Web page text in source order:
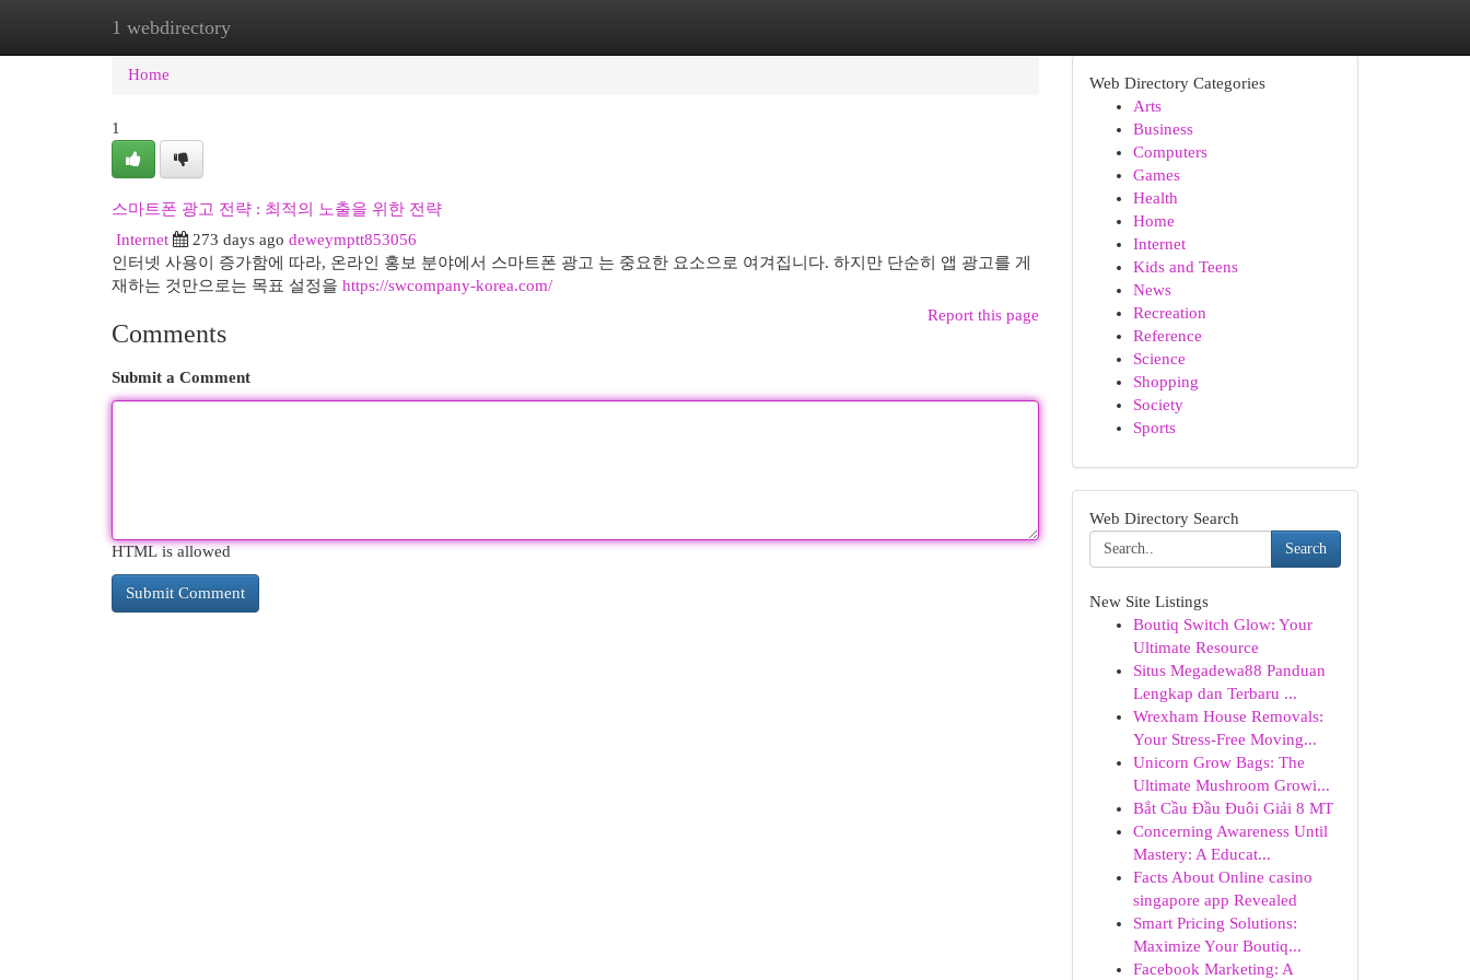
1 webdirectory
Home New Site Listings
Home
1
스마트폰 광고 전략 : 최적의 노출을 위한 전략
Internet
273 days ago deweymptt853056
인터넷 사용이 증가함에 따라, 온라인 홍보 분야에서 스마트폰 광고 는 중요한 요소으로 여겨집니다. 하지만 단순히 앱 광고를 게
재하는 것만으로는 목표 설정을 https://swcompany-korea.com/
Report this page
Comments
Submit a Comment
HTML is allowed
Web Directory Categories
Arts
Business
Computers
Games
Health
Home
Internet
Kids and Teens
News
Recreation
Reference
Science
Shopping
Society
Sports
Web Directory Search
Search
New Site Listings
Boutiq Switch Glow: Your
Ultimate Resource
Situs Megadewa88 Panduan
Lengkap dan Terbaru ...
Wrexham House Removals:
Your Stress-Free Moving...
Unicorn Grow Bags: The
Ultimate Mushroom Growi...
Bắt Cầu Đầu Đuôi Giải 8 MT
Concerning Awareness Until
Mastery: A Educat...
Facts About Online casino
singapore app Revealed
Smart Pricing Solutions:
Maximize Your Boutiq...
Facebook Marketing: A